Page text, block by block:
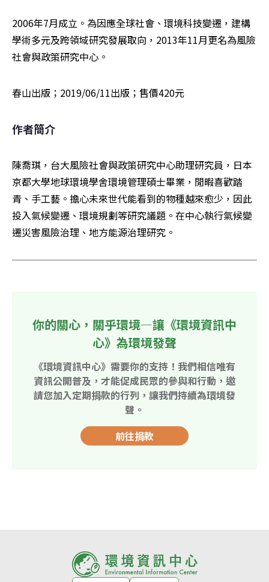
2006年7月成立。為因應全球社會、環境科技變遷，建構
學術多元及跨領域研究發展取向，2013年11月更名為風險
社會與政策研究中心。
春山出版；2019/06/11出版；售價420元
作者簡介
陳喬琪，台大風險社會與政策研究中心助理研究員，日本
京都大學地球環境學舍環境管理碩士畢業，閒暇喜歡踏
青、手工藝。擔心未來世代能看到的物種越來愈少，因此
投入氣候變遷、環境規劃等研究議題。在中心執行氣候變
遷災害風險治理、地方能源治理研究。
你的關心，關乎環境—讓《環境資訊中
心》為環境發聲
《環境資訊中心》需要你的支持！我們相信唯有
資訊公開普及，才能促成民眾的參與和行動，邀
請您加入定期捐款的行列，讓我們持續為環境發
聲。
前往捐款